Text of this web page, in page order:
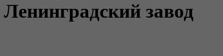
Ленинградский завод